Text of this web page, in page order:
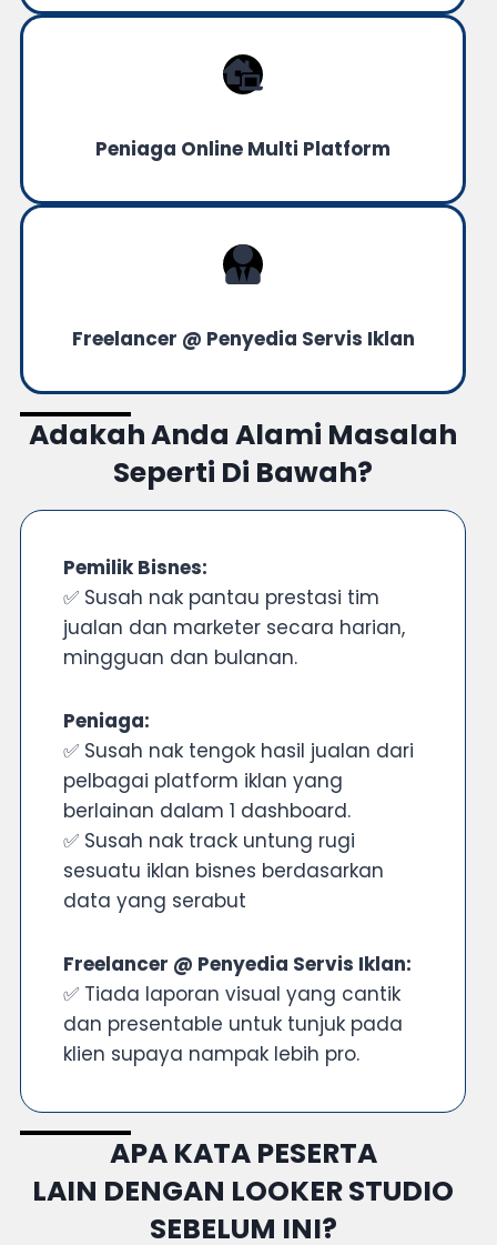
Peniaga Online Multi Platform
Freelancer @ Penyedia Servis Iklan
Adakah Anda Alami Masalah
Seperti Di Bawah?
Pemilik Bisnes:
✅ Susah nak pantau prestasi tim
jualan dan marketer secara harian,
mingguan dan bulanan.
Peniaga:
✅ Susah nak tengok hasil jualan dari
pelbagai platform iklan yang
berlainan dalam 1 dashboard.
✅ Susah nak track untung rugi
sesuatu iklan bisnes berdasarkan
data yang serabut
Freelancer @ Penyedia Servis Iklan:
✅ Tiada laporan visual yang cantik
dan presentable untuk tunjuk pada
klien supaya nampak lebih pro.
APA KATA PESERTA
LAIN DENGAN LOOKER STUDIO
SEBELUM INI?